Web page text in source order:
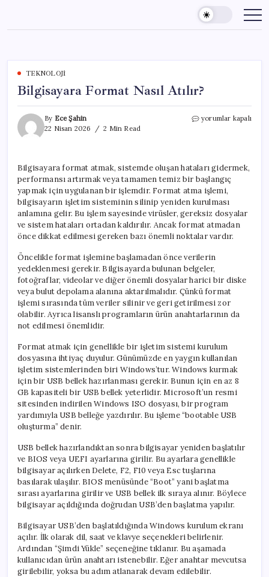
content
TEKNOLOJI
Bilgisayara Format Nasıl Atılır?
By Ece Şahin
22 Nisan 2026
2 Min Read
Bilgisayara
yorumlar kapalı
Bilgisayara format atmak, sistemde oluşan hataları gidermek,
performansı artırmak veya tamamen temiz bir başlangıç
yapmak için uygulanan bir işlemdir. Format atma işlemi,
bilgisayarın işletim sisteminin silinip yeniden kurulması
anlamına gelir. Bu işlem sayesinde virüsler, gereksiz dosyalar
ve sistem hataları ortadan kaldırılır. Ancak format atmadan
önce dikkat edilmesi gereken bazı önemli noktalar vardır.
Öncelikle format işlemine başlamadan önce verilerin
yedeklenmesi gerekir. Bilgisayarda bulunan belgeler,
fotoğraflar, videolar ve diğer önemli dosyalar harici bir diske
veya bulut depolama alanına aktarılmalıdır. Çünkü format
işlemi sırasında tüm veriler silinir ve geri getirilmesi zor
olabilir. Ayrıca lisanslı programların ürün anahtarlarının da
not edilmesi önemlidir.
Format atmak için genellikle bir işletim sistemi kurulum
dosyasına ihtiyaç duyulur. Günümüzde en yaygın kullanılan
işletim sistemlerinden biri Windows’tur. Windows kurmak
için bir USB bellek hazırlanması gerekir. Bunun için en az 8
GB kapasiteli bir USB bellek yeterlidir. Microsoft’un resmi
sitesinden indirilen Windows ISO dosyası, bir program
yardımıyla USB belleğe yazdırılır. Bu işleme “bootable USB
oluşturma” denir.
USB bellek hazırlandıktan sonra bilgisayar yeniden başlatılır
ve BIOS veya UEFI ayarlarına girilir. Bu ayarlara genellikle
bilgisayar açılırken Delete, F2, F10 veya Esc tuşlarına
basılarak ulaşılır. BIOS menüsünde “Boot” yani başlatma
sırası ayarlarına girilir ve USB bellek ilk sıraya alınır. Böylece
bilgisayar açıldığında doğrudan USB’den başlatma yapılır.
Bilgisayar USB’den başlatıldığında Windows kurulum ekranı
açılır. İlk olarak dil, saat ve klavye seçenekleri belirlenir.
Ardından “Şimdi Yükle” seçeneğine tıklanır. Bu aşamada
kullanıcıdan ürün anahtarı istenebilir. Eğer anahtar mevcutsa
girilebilir, yoksa bu adım atlanarak devam edilebilir.